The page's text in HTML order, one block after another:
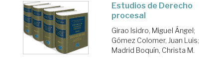
Estudios de Derecho
procesal
Girao Isidro, Miguel Ángel;
Gómez Colomer, Juan Luis;
Madrid Boquín, Christa M.